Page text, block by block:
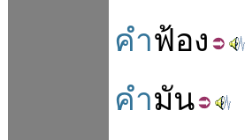
คำฟ้อง
คำมัน